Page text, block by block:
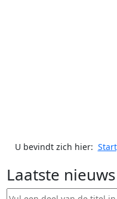
U bevindt zich hier:
Laatste nieuws
Vul een deel van de titel in